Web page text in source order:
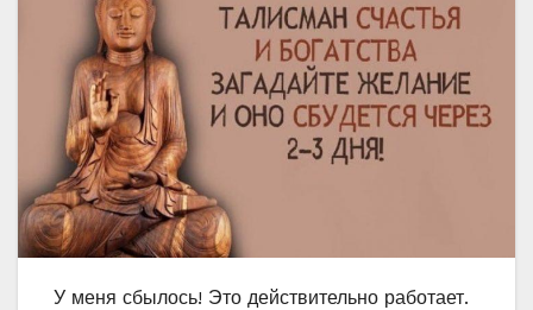
У меня сбылось! Это действительно работает.